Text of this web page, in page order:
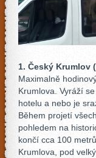
1. Český Krumlov
Maximalně
Krumlova. Vyráží
hotelu a nebo je
Během projetí
pohledem na
končí cca 100
Krumlova, pod